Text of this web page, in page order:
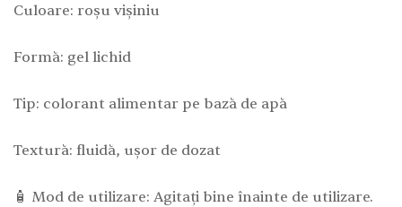
Culoare: roșu vișiniu
Formă: gel lichid
Tip: colorant alimentar pe bază de apă
Textură: fluidă, ușor de dozat
🧴 Mod de utilizare: Agitați bine înainte de utilizare.